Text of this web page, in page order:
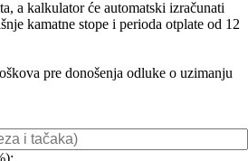
a kalkulator će automatski izračunati
kamatne stope i perioda otplate od 12
pre donošenja odluke o uzimanju